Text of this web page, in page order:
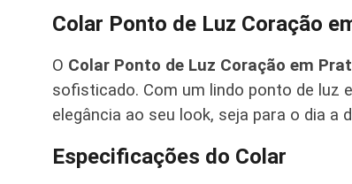
Colar Ponto de Luz Coração
O Colar Ponto de Luz Coração em
sofisticado. Com um lindo ponto de luz
elegância ao seu look, seja para o dia a
Especificações do Colar